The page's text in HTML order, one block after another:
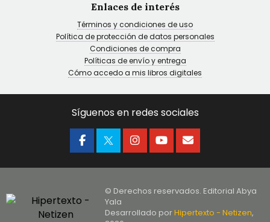
Enlaces de interés
Términos y condiciones de uso
Política de protección de datos personales
Condiciones de compra
Políticas de envío y entrega
Cómo accedo a mis libros digitales
Síguenos en redes sociales
© Derechos reservados. Editorial Abya
Yala
Desarrollado porHipertexto - Netizen,